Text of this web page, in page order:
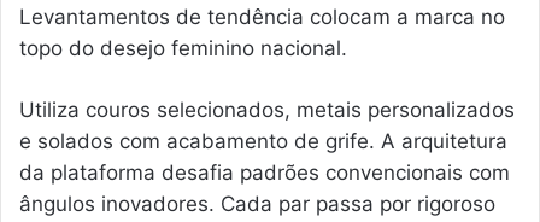
Levantamentos de tendência colocam a marca no
topo do desejo feminino nacional.
Utiliza couros selecionados, metais personalizados
e solados com acabamento de grife. A arquitetura
da plataforma desafia padrões convencionais com
ângulos inovadores. Cada par passa por rigoroso